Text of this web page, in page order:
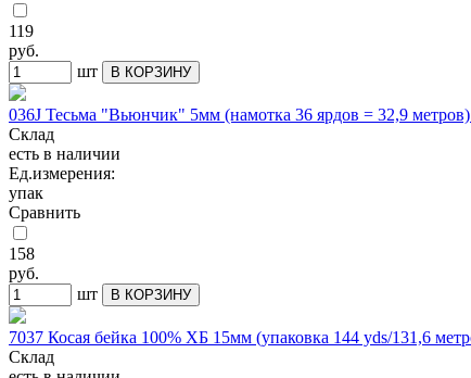
119
руб.
шт
В КОРЗИНУ
036J Тесьма "Вьюнчик" 5мм (намотка 36 ярдов = 32,9
Склад
есть в наличии
Ед.измерения:
упак
Сравнить
158
руб.
шт
В КОРЗИНУ
7037 Косая бейка 100% ХБ 15мм (упаковка 144 yds/131,6
Склад